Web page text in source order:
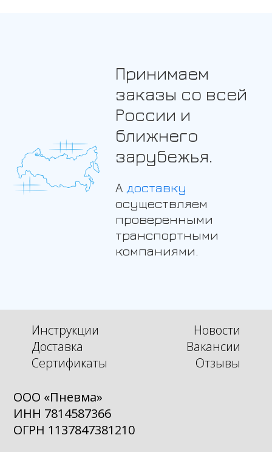
Принимаем
заказы со всей
России и
ближнего
зарубежья.
А доставку
осуществляем
проверенными
транспортными
компаниями.
Новости
Инструкции
Вакансии
Доставка
Отзывы
Сертификаты
ООО «Пневма»
ИНН 7814587366
ОГРН 1137847381210